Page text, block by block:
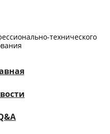
технического